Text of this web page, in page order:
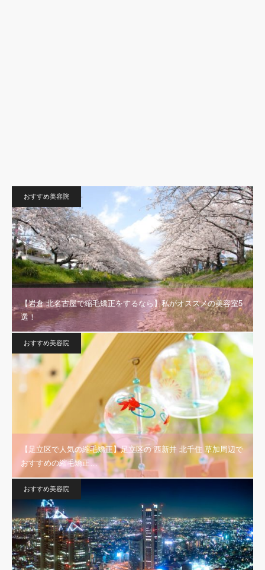
おすすめ美容院
【岩倉 北名古屋で縮毛矯正をするなら】私がオススメの美容室5
選！
おすすめ美容院
【足立区で人気の縮毛矯正】足立区の 西新井 北千住 草加周辺で
おすすめの縮毛矯正…
おすすめ美容院